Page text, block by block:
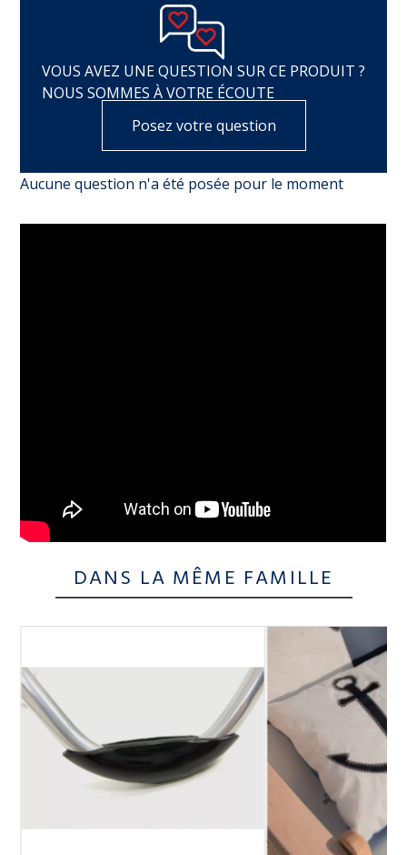
VOUS AVEZ UNE QUESTION SUR CE PRODUIT ?
NOUS SOMMES À VOTRE ÉCOUTE
Posez votre question
Aucune question n'a été posée pour le moment
DANS LA MÊME FAMILLE